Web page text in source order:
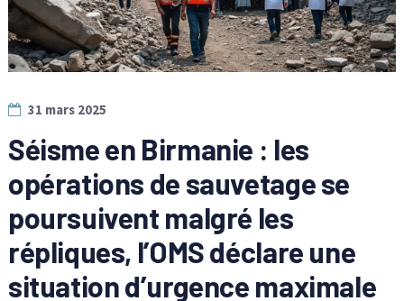
31 mars 2025
Séisme en Birmanie : les
opérations de sauvetage se
poursuivent malgré les
répliques, l’OMS déclare une
situation d’urgence maximale